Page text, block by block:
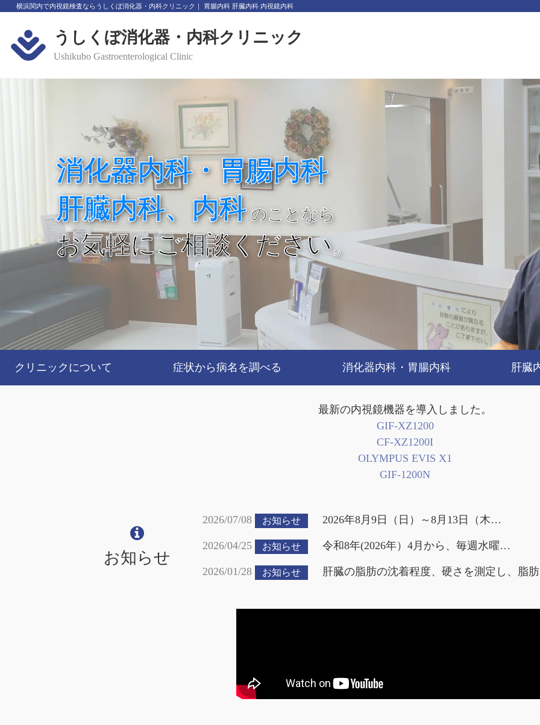
横浜関内で内視鏡検査ならうしくぼ消化器・内科クリニック｜ 胃腸内科 肝臓内科 内視鏡内科
うしくぼ消化器・内科クリニック
Ushikubo Gastroenterological Clinic
消化器内科・胃腸内科
肝臓内科、内科 のことなら
お気軽にご相談ください。
クリニックについて 症状から病名を調べる 消化器内科・胃腸内科 肝臓
最新の内視鏡機器を導入しました。
GIF-XZ1200
CF-XZ1200I
OLYMPUS EVIS X1
GIF-1200N
お知らせ
2026/07/08 お知らせ 2026年8月9日（日）～8月13日（木…
2026/04/25 お知らせ 令和8年(2026年）4月から、毎週水曜…
2026/01/28 お知らせ 肝臓の脂肪の沈着程度、硬さを測定し、脂